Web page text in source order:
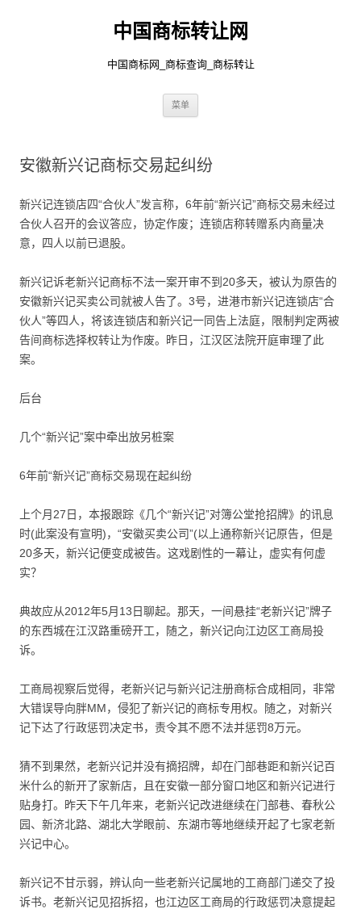
中国商标转让网
中国商标网_商标查询_商标转让
菜单
安徽新兴记商标交易起纠纷
新兴记连锁店四“合伙人”发言称，6年前“新兴记”商标交易未经过
合伙人召开的会议答应，协定作废；连锁店称转赠系内商量决
意，四人以前已退股。
新兴记诉老新兴记商标不法一案开审不到20多天，被认为原告的
安徽新兴记买卖公司就被人告了。3号，进港市新兴记连锁店“合
伙人”等四人，将该连锁店和新兴记一同告上法庭，限制判定两被
告间商标选择权转让为作废。昨日，江汉区法院开庭审理了此
案。
后台
几个“新兴记”案中牵出放另桩案
6年前“新兴记”商标交易现在起纠纷
上个月27日，本报跟踪《几个“新兴记”对簿公堂抢招牌》的讯息
时(此案没有宣明)，“安徽买卖公司”(以上通称新兴记原告，但是
20多天，新兴记便变成被告。这戏剧性的一幕让，虚实有何虚
实？
典故应从2012年5月13日聊起。那天，一间悬挂“老新兴记”牌子
的东西城在江汉路重磅开工，随之，新兴记向江边区工商局投
诉。
工商局视察后觉得，老新兴记与新兴记注册商标合成相同，非常
大错误导向胖MM，侵犯了新兴记的商标专用权。随之，对新兴
记下达了行政惩罚决定书，责令其不愿不法并惩罚8万元。
猜不到果然，老新兴记并没有摘招牌，却在门部巷距和新兴记百
米什么的新开了家新店，且在安徽一部分窗口地区和新兴记进行
贴身打。昨天下午几年来，老新兴记改进继续在门部巷、春秋公
园、新济北路、湖北大学眼前、东湖市等地继续开起了七家老新
兴记中心。
新兴记不甘示弱，辨认向一些老新兴记属地的工商部门递交了投
诉书。老新兴记见招拆招，也江边区工商局的行政惩罚决意提起